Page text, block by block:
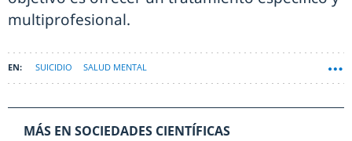
multiprofesional.
SUICIDIO SALUD MENTAL
MÁS EN SOCIEDADES CIENTÍFICAS